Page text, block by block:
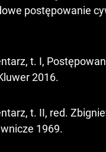
postępowanie
t. I,
2016.
t. II, red.
1969.